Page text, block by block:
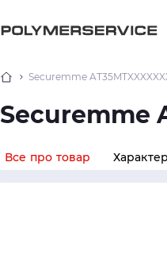
Securemme
Securemme
Все про товар